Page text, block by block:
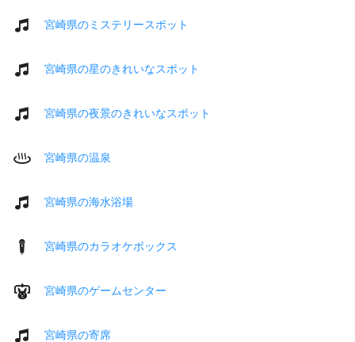
宮崎県のミステリースポット
宮崎県の星のきれいなスポット
宮崎県の夜景のきれいなスポット
宮崎県の温泉
宮崎県の海水浴場
宮崎県のカラオケボックス
宮崎県のゲームセンター
宮崎県の寄席